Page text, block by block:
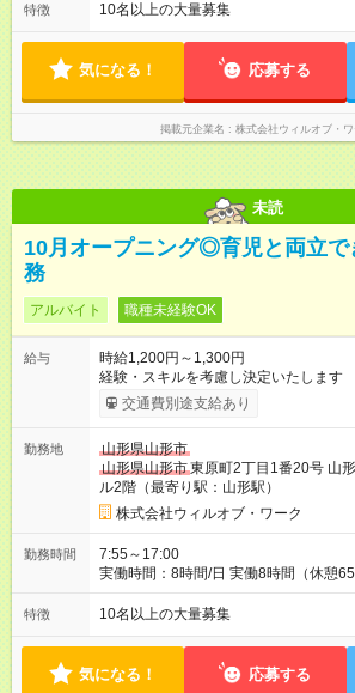
特徴 10名以上の大量募集
気になる！ 応募する
掲載元企業名 株式会社ウィルオブ・ワ
未読
10月オープニング◎育児と両立で
務
アルバイト 職種未経験OK
給与
時給1,200円～1,300円
経験・スキルを考慮し決定いたします 【試用期間】試用期間あ
り 試用期間の長さ：1ヶ月 雇用形態、
す。
交通費別途支給あり
勤務地
山形県山形市
山形県山形市東原町2丁目1番20号 山
ル2階（最寄り駅：山形駅）
株式会社ウィルオブ・ワーク
勤務時間
7:55～17:00
実働時間：8時間/日 実働8時間（休憩
あり（有給） 残業月5～10時間未満
特徴 10名以上の大量募集
気になる！ 応募する